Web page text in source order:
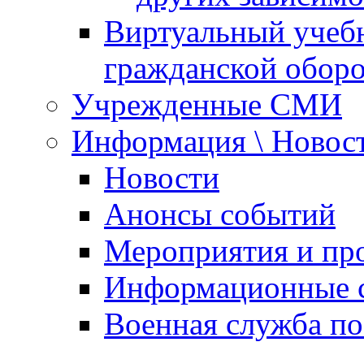
Виртуальный
гражданской
Учрежденные СМИ
Информация \
Новости
Анонсы событий
Мероприятия и
Информационные
Военная служба